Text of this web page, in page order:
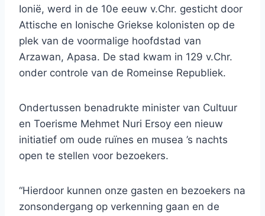
Ionië, werd in de 10e eeuw v.Chr. gesticht door
Attische en Ionische Griekse kolonisten op de
plek van de voormalige hoofdstad van
Arzawan, Apasa. De stad kwam in 129 v.Chr.
onder controle van de Romeinse Republiek.
Ondertussen benadrukte minister van Cultuur
en Toerisme Mehmet Nuri Ersoy een nieuw
initiatief om oude ruïnes en musea ’s nachts
open te stellen voor bezoekers.
“Hierdoor kunnen onze gasten en bezoekers na
zonsondergang op verkenning gaan en de